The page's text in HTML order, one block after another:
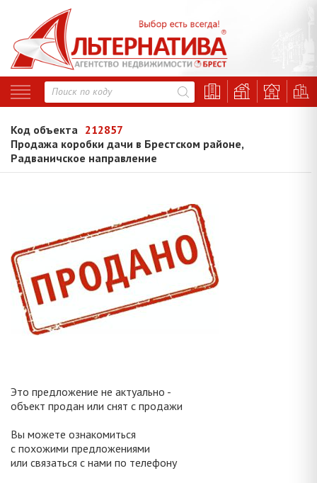
Код объекта 212857
Продажа коробки дачи в Брестском районе,
Радваничское направление
Это предложение не актуально -
объект продан или снят с продажи
Вы можете ознакомиться
с похожими предложениями
или связаться с нами по телефону